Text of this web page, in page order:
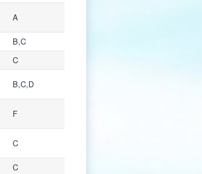
A
B,C
C
B,C,D
F
C
C